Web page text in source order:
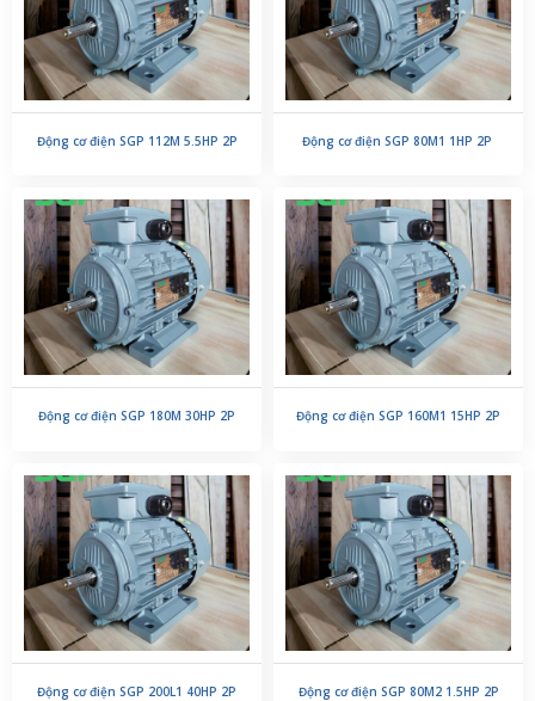
Động cơ điện SGP 112M 5.5HP 2P Động cơ điện SGP 80M1 1HP 2P
Động cơ điện SGP 180M 30HP 2P Động cơ điện SGP 160M1 15HP 2P
Động cơ điện SGP 200L1 40HP 2P Động cơ điện SGP 80M2 1.5HP 2P